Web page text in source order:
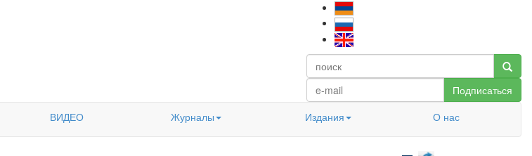
Подписаться
ВИДЕО Журналы Издания О нас